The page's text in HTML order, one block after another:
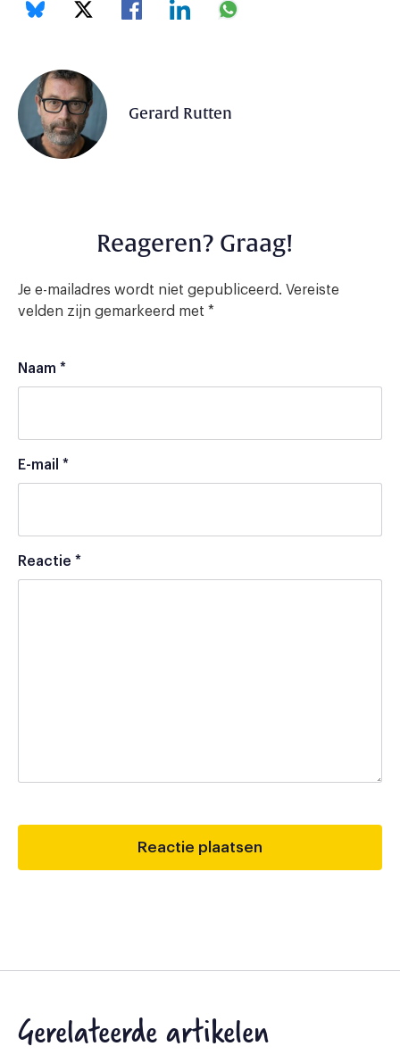
Gerard Rutten
Reageren? Graag!
Je e-mailadres wordt niet gepubliceerd. Vereiste
velden zijn gemarkeerd met *
Naam *
E-mail *
Reactie *
Gerelateerde artikelen